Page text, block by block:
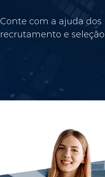
Conte com a ajuda
recrutamento e